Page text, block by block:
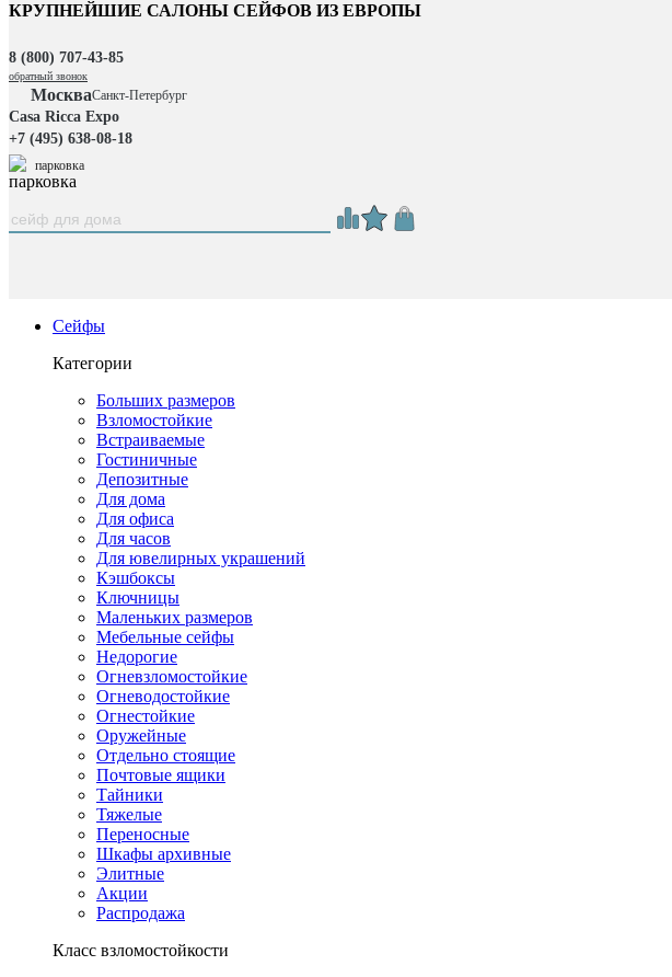
КРУПНЕЙШИЕ САЛОНЫ СЕЙФОВ ИЗ ЕВРОПЫ
8 (800) 707-43-85
обратный звонок
МоскваСанкт-Петербург
Casa Ricca Expo
+7 (495) 638-08-18
парковка
Сейфы
Категории
Больших размеров
Взломостойкие
Встраиваемые
Гостиничные
Депозитные
Для дома
Для офиса
Для часов
Для ювелирных украшений
Кэшбоксы
Ключницы
Маленьких размеров
Мебельные сейфы
Недорогие
Огневзломостойкие
Огневодостойкие
Огнестойкие
Оружейные
Отдельно стоящие
Почтовые ящики
Тайники
Тяжелые
Переносные
Шкафы архивные
Элитные
Акции
Распродажа
Класс взломостойкости